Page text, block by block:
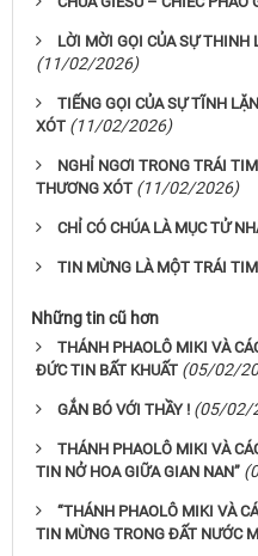
LỜI MỜI GỌI CỦA SỰ THINH
(11/02/2026)
TIẾNG GỌI CỦA SỰ TĨNH
XÓT (11/02/2026)
NGHỈ NGƠI TRONG TRÁI
THƯƠNG XÓT (11/02/2026)
CHỈ CÓ CHÚA LÀ MỤC TỬ
TIN MỪNG LÀ MỘT TRÁI
Những tin cũ hơn
THÁNH PHAOLÔ MIKI VÀ
ĐỨC TIN BẤT KHUẤT (05/02/
GẮN BÓ VỚI THẦY ! (05/02/
THÁNH PHAOLÔ MIKI VÀ
TIN NỞ HOA GIỮA GIAN NAN”
“THÁNH PHAOLÔ MIKI VÀ
TIN MỪNG TRONG ĐẤT NƯỚC